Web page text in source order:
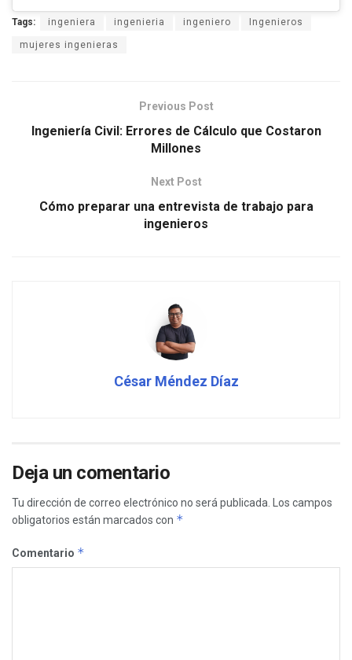
Tags: ingeniera ingenieria ingeniero Ingenieros
mujeres ingenieras
Previous Post
Ingeniería Civil: Errores de Cálculo que Costaron
Millones
Next Post
Cómo preparar una entrevista de trabajo para
ingenieros
César Méndez Díaz
Deja un comentario
Tu dirección de correo electrónico no será publicada.
Los campos
obligatorios están marcados con *
Comentario *